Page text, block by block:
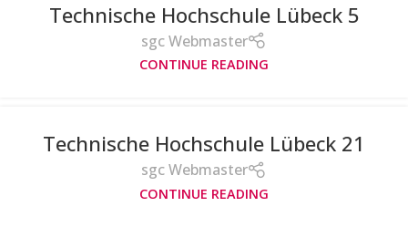
Technische Hochschule Lübeck 5
sgc Webmaster
CONTINUE READING
Technische Hochschule Lübeck 21
sgc Webmaster
CONTINUE READING